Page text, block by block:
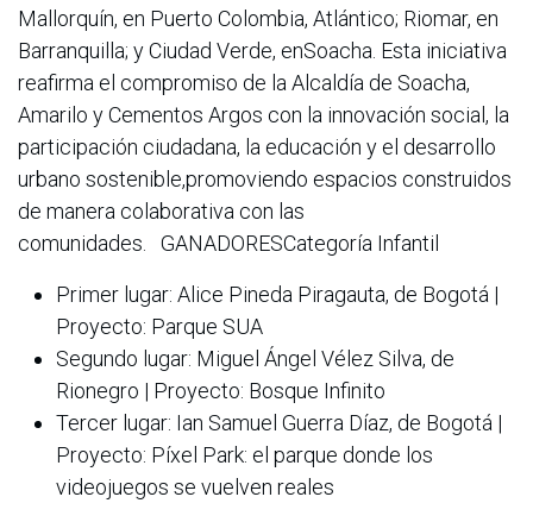
Mallorquín, en Puerto Colombia, Atlántico; Riomar, en
Barranquilla; y Ciudad Verde, enSoacha. Esta iniciativa
reafirma el compromiso de la Alcaldía de Soacha,
Amarilo y Cementos Argos con la innovación social, la
participación ciudadana, la educación y el desarrollo
urbano sostenible,promoviendo espacios construidos
de manera colaborativa con las
comunidades. GANADORESCategoría Infantil
Primer lugar: Alice Pineda Piragauta, de Bogotá |
Proyecto: Parque SUA
Segundo lugar: Miguel Ángel Vélez Silva, de
Rionegro | Proyecto: Bosque Infinito
Tercer lugar: Ian Samuel Guerra Díaz, de Bogotá |
Proyecto: Píxel Park: el parque donde los
videojuegos se vuelven reales